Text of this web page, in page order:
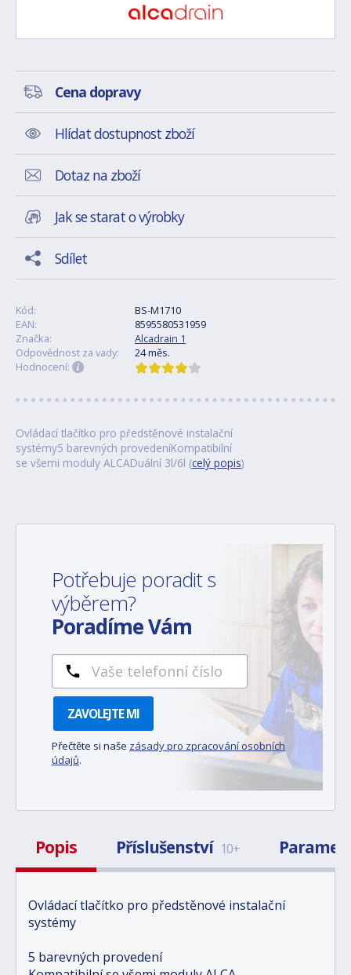
Cena dopravy
Hlídat dostupnost zboží
Dotaz na zboží
Jak se starat o výrobky
Sdílet
Kód:
BS-M1710
EAN:
8595580531959
Značka:
Alcadrain 1
Odpovědnost za vady:
24 měs.
Hodnocení:
Ovládací tlačítko pro předstěnové instalační
systémy5 barevných provedeníKompatibilní
se všemi moduly ALCADuální 3l/6l (celý popis)
Potřebuje poradit s
výběrem?
Poradíme Vám
ZAVOLEJTE MI
Přečtěte si naše zásady pro zpracování osobních
údajů.
Popis Příslušenství 10+
Ovládací tlačítko pro předstěnové instalační
systémy
5 barevných provedení